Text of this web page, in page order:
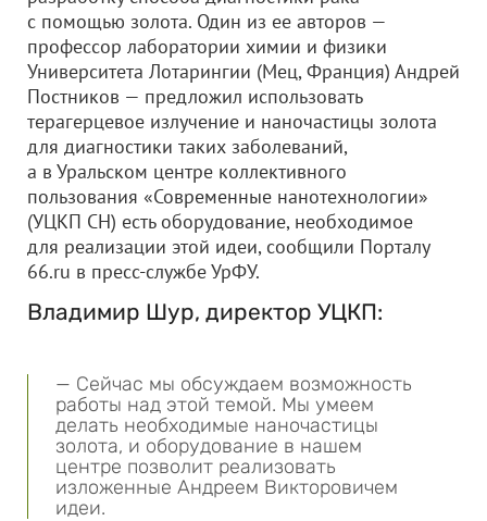
с помощью золота. Один из ее авторов —
профессор лаборатории химии и физики
Университета Лотарингии (Мец, Франция) Андрей
Постников — предложил использовать
терагерцевое излучение и наночастицы золота
для диагностики таких заболеваний,
а в Уральском центре коллективного
пользования «Современные нанотехнологии»
(УЦКП СН) есть оборудование, необходимое
для реализации этой идеи, сообщили Порталу
66.ru в пресс-службе УрФУ.
Владимир Шур, директор УЦКП:
— Сейчас мы обсуждаем возможность
работы над этой темой. Мы умеем
делать необходимые наночастицы
золота, и оборудование в нашем
центре позволит реализовать
изложенные Андреем Викторовичем
идеи.